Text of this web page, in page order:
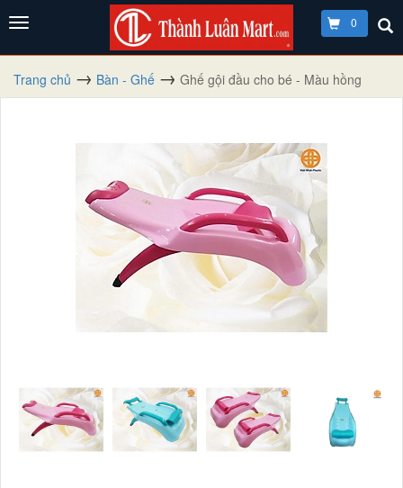
0
Trang chủ Bàn - Ghế Ghế gội đầu cho bé - Màu hồng